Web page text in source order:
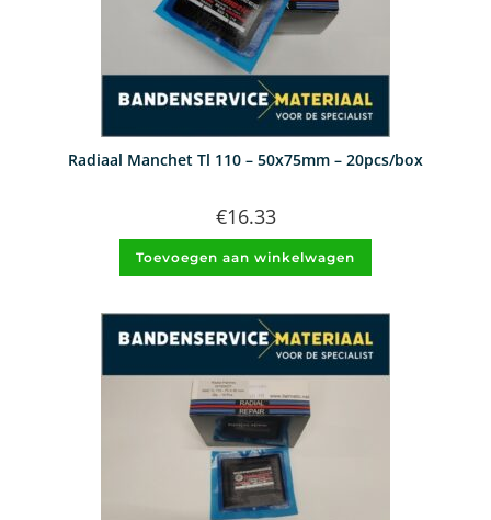
Radiaal Manchet Tl 110 – 50x75mm – 20pcs/box
€16.33
Toevoegen aan winkelwagen